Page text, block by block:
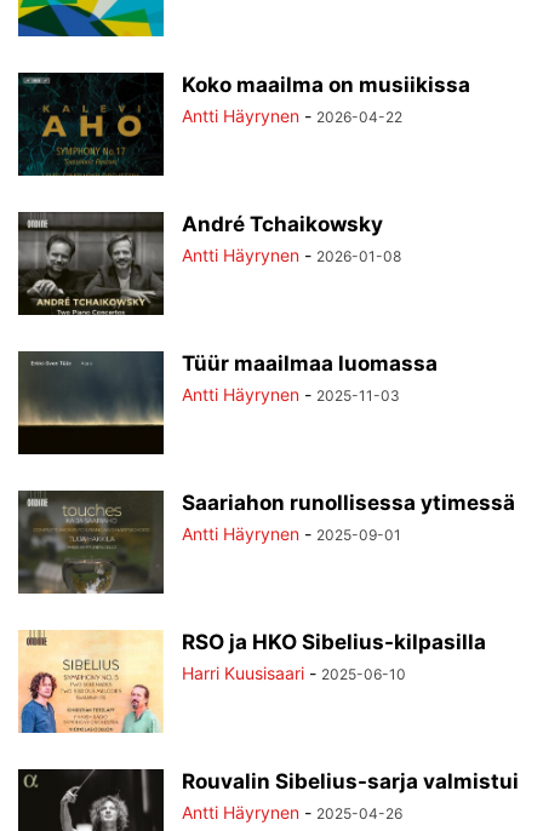
Koko maailma on musiikissa
Antti Häyrynen - 2026-04-22
André Tchaikowsky
Antti Häyrynen - 2026-01-08
Tüür maailmaa luomassa
Antti Häyrynen - 2025-11-03
Saariahon runollisessa ytimessä
Antti Häyrynen - 2025-09-01
RSO ja HKO Sibelius-kilpasilla
Harri Kuusisaari - 2025-06-10
Rouvalin Sibelius-sarja valmistui
Antti Häyrynen - 2025-04-26